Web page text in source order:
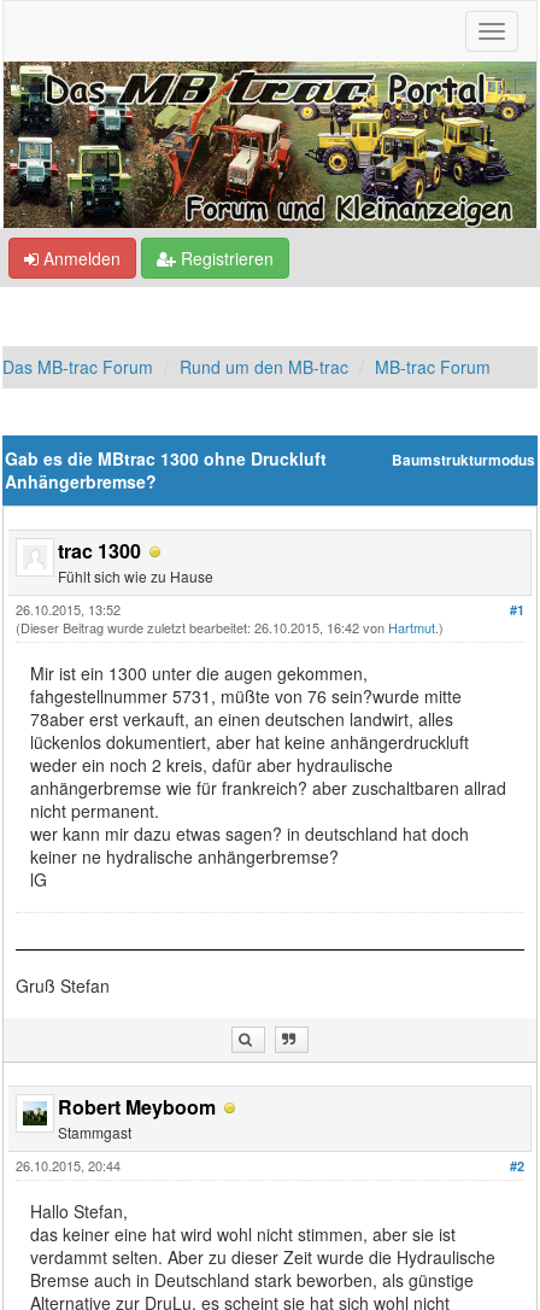
Anmelden Registrieren
Das MB-trac Forum Rund um den MB-trac MB-trac Forum
Baumstrukturmodus
Gab es die MBtrac 1300 ohne Druckluft
Anhängerbremse?
trac 1300
Fühlt sich wie zu Hause
#1
26.10.2015, 13:52
(Dieser Beitrag wurde zuletzt bearbeitet: 26.10.2015, 16:42 von Hartmut.)
Mir ist ein 1300 unter die augen gekommen,
fahgestellnummer 5731, müßte von 76 sein?wurde mitte
78aber erst verkauft, an einen deutschen landwirt, alles
lückenlos dokumentiert, aber hat keine anhängerdruckluft
weder ein noch 2 kreis, dafür aber hydraulische
anhängerbremse wie für frankreich? aber zuschaltbaren allrad
nicht permanent.
wer kann mir dazu etwas sagen? in deutschland hat doch
keiner ne hydralische anhängerbremse?
lG
Gruß Stefan
Robert Meyboom
Stammgast
#2
26.10.2015, 20:44
Hallo Stefan,
das keiner eine hat wird wohl nicht stimmen, aber sie ist
verdammt selten. Aber zu dieser Zeit wurde die Hydraulische
Bremse auch in Deutschland stark beworben, als günstige
Alternative zur DruLu, es scheint sie hat sich wohl nicht